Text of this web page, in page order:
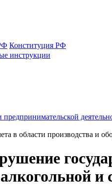
Конституция РФ
инструкции
в области производства и
алкогольной